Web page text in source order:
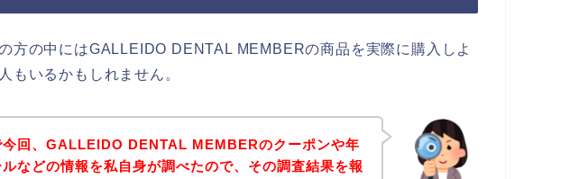
方の中にはGALLEIDO DENTAL MEMBERの商品を実際に購入しよ
もいるかもしれません。
今回、GALLEIDO DENTAL MEMBERのクーポンや年
などの情報を私自身が調べたので、その調査結果を報